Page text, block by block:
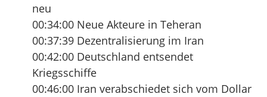
neu
00:34:00 Neue Akteure in Teheran
00:37:39 Dezentralisierung im Iran
00:42:00 Deutschland entsendet
Kriegsschiffe
00:46:00 Iran verabschiedet sich vom Dollar